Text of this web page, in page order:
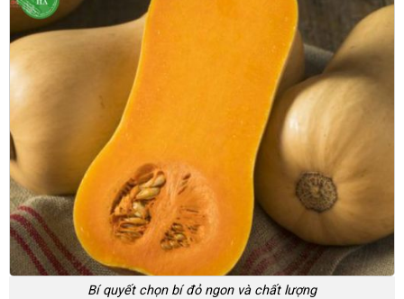
Bí quyết chọn bí đỏ ngon và chất lượng